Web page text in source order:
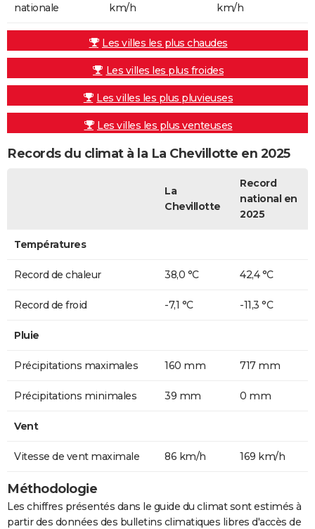
nationale
km/h
km/h
Les villes les plus chaudes
Les villes les plus froides
Les villes les plus pluvieuses
Les villes les plus venteuses
Records du climat à la La Chevillotte en 2025
La
Chevillotte
Record
national en
2025
Températures
Record de chaleur 38,0 °C 42,4 °C
Record de froid -7,1 °C -11,3 °C
Pluie
Précipitations maximales 160 mm 717 mm
Précipitations minimales 39 mm 0 mm
Vent
Vitesse de vent maximale 86 km/h 169 km/h
Méthodologie
Les chiffres présentés dans le guide du climat sont estimés à
partir des données des bulletins climatiques libres d'accès de